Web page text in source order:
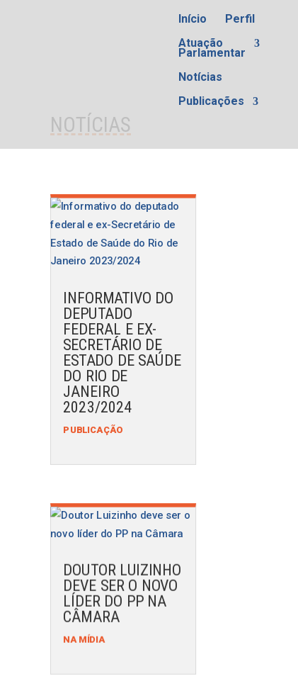
Início
Perfil
Atuação
Parlamentar
Notícias
Publicações
NOTÍCIAS
INFORMATIVO DO
DEPUTADO
FEDERAL E EX-
SECRETÁRIO DE
ESTADO DE SAÚDE
DO RIO DE
JANEIRO
2023/2024
PUBLICAÇÃO
DOUTOR LUIZINHO
DEVE SER O NOVO
LÍDER DO PP NA
CÂMARA
NA MÍDIA